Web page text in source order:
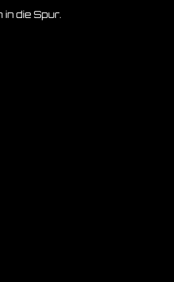
die Spur.